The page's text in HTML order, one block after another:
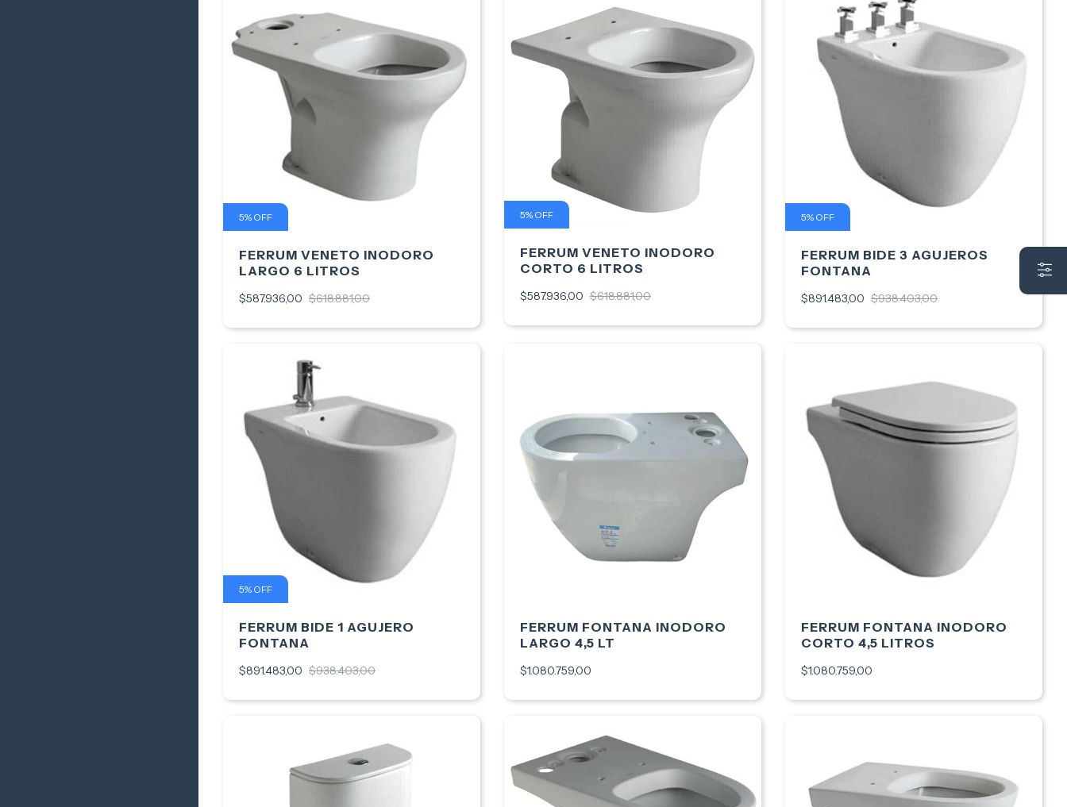
5% OFF
FERRUM VENETO INODORO
LARGO 6 LITROS
$587.936,00 $618.881,00
5% OFF
FERRUM VENETO INODORO
CORTO 6 LITROS
$587.936,00 $618.881,00
5% OFF
FERRUM BIDE 3 AGUJEROS
FONTANA
$891.483,00 $938.403,00
5% OFF
FERRUM BIDE 1 AGUJERO
FONTANA
$891.483,00 $938.403,00
FERRUM FONTANA INODORO
LARGO 4,5 LT
$1.080.759,00
FERRUM FONTANA INODORO
CORTO 4,5 LITROS
$1.080.759,00